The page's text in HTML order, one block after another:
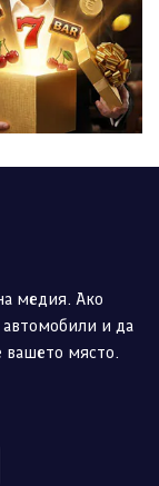
медия. Ако
автомобили и да
място.